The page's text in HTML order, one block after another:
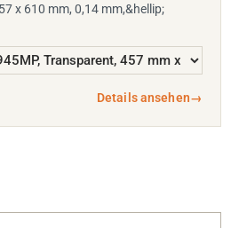
x 610 mm, 0,14 mm,&hellip;
Details ansehen→